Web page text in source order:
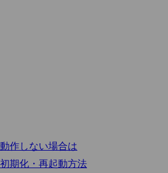
作しない場合は
期化・再起動方法